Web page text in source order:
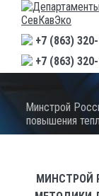
+7 (863)
+7 (863)
Минстрой
повышения
МИНСТРОЙ